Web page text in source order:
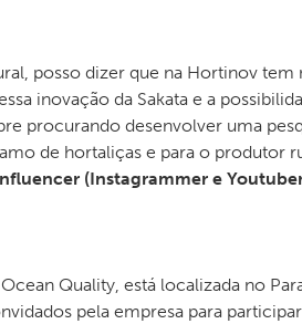
posso dizer que na Hortinov
inovação da Sakata e a
procurando desenvolver uma
de hortaliças e para o produtor
(Instagrammer e
Quality, está localizada no
pela empresa para